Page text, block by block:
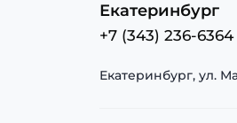
Екатеринбург
+7 (343) 236-6364
Екатеринбург, ул.